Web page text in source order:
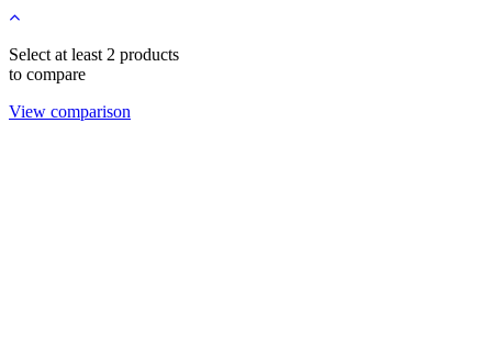
Select at least 2 products
to compare
View comparison